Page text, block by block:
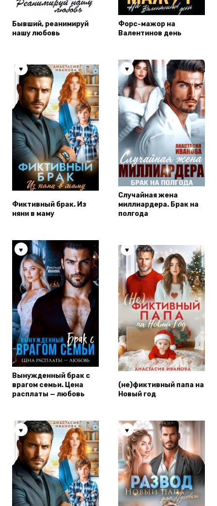
Бывший, реанимируй
нашу любовь
Форс-мажор на
Валентинов день
Фиктивный брак. Из
няни в маму
Случайная жена
миллиардера. Брак на
полгода
Вынужденный брак с
врагом семьи. Цена
расплаты — любовь
(не)фиктивный папа на
Новый год